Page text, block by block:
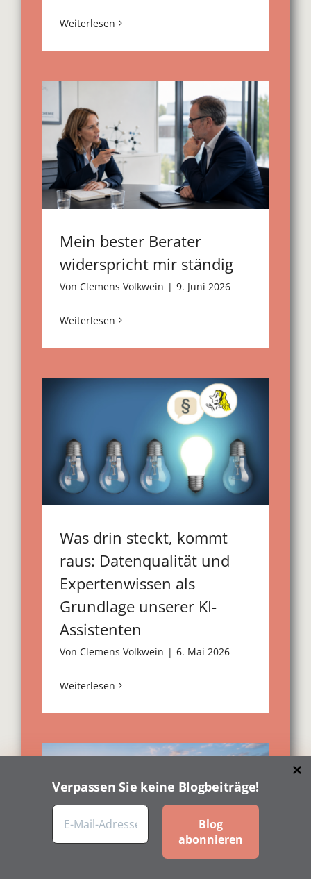
Weiterlesen
Mein bester Berater
widerspricht mir ständig
Von Clemens Volkwein | 9. Juni 2026
Weiterlesen
Was drin steckt, kommt
raus: Datenqualität und
Expertenwissen als
Grundlage unserer KI-
Assistenten
Von Clemens Volkwein | 6. Mai 2026
Weiterlesen
Verpassen Sie keine Blogbeiträge!